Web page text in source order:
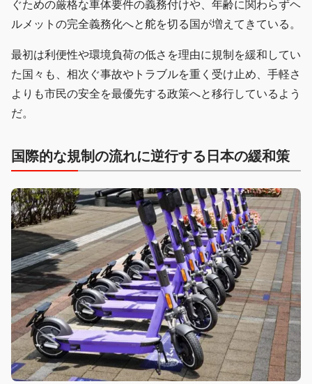
ぐための厳格な車体要件の義務付けや、年齢に関わらずヘ
ルメットの完全義務化へと舵を切る国が増えてきている。
最初は利便性や環境負荷の低さを理由に規制を緩和してい
た国々も、相次ぐ事故やトラブルを重く受け止め、手軽さ
よりも市民の安全を最優先する政策へと移行しているよう
だ。
国際的な規制の流れに逆行する日本の緩和策